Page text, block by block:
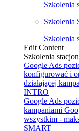
Szkolenia
Szkolenia
Szkolenia
Edit Content
Szkolenia
Google Ads
konfigurować i
działającej
INTRO
Google Ads
kampaniami
wszystkim -
SMART